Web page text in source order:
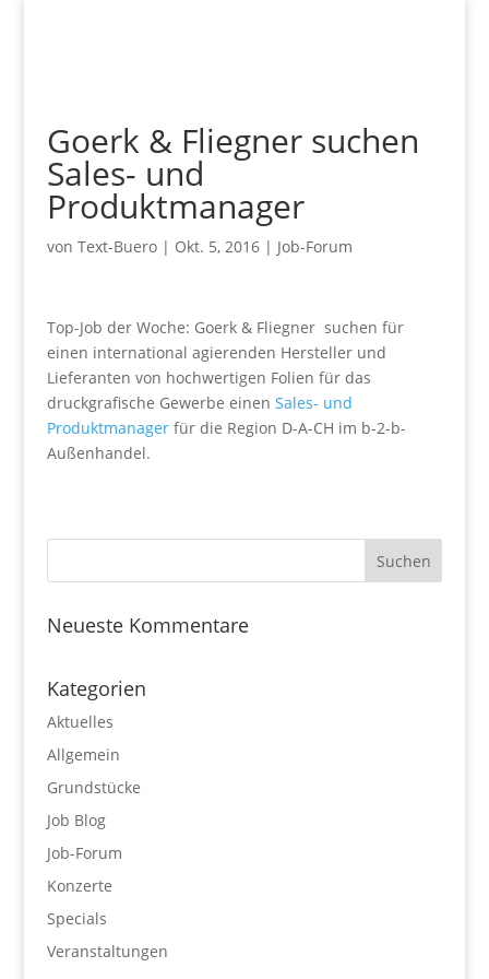
Goerk & Fliegner suchen
Sales- und
Produktmanager
von Text-Buero| Okt. 5, 2016| Job-Forum
Top-Job der Woche: Goerk & Fliegner suchen für
einen international agierenden Hersteller und
Lieferanten von hochwertigen Folien für das
druckgrafische Gewerbe einen Sales- und
Produktmanager für die Region D-A-CH im b-2-b-
Außenhandel.
Neueste Kommentare
Kategorien
Aktuelles
Allgemein
Grundstücke
Job Blog
Job-Forum
Konzerte
Specials
Veranstaltungen